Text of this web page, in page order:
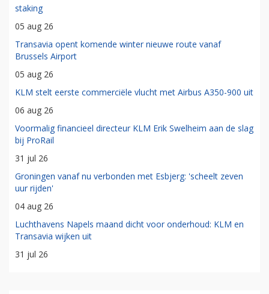
staking
05 aug 26
Transavia opent komende winter nieuwe route vanaf
Brussels Airport
05 aug 26
KLM stelt eerste commerciële vlucht met Airbus A350-900 uit
06 aug 26
Voormalig financieel directeur KLM Erik Swelheim aan de slag
bij ProRail
31 jul 26
Groningen vanaf nu verbonden met Esbjerg: 'scheelt zeven
uur rijden'
04 aug 26
Luchthavens Napels maand dicht voor onderhoud: KLM en
Transavia wijken uit
31 jul 26